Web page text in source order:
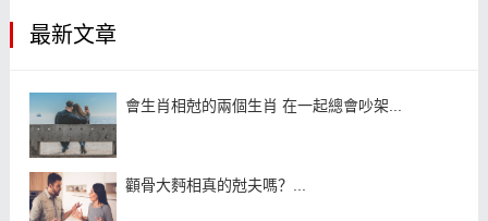
最新文章
會生肖相尅的兩個生肖 在一起總會吵架...
顴骨大麪相真的尅夫嗎？...